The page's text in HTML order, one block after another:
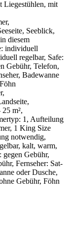
Liegestühlen, mit
Seeblick,
diesem
individuell
regelbar, Safe:
Gebühr, Telefon,
Badewanne
m²,
1, Aufteilung
1 King Size
notwendig,
kalt, warm,
gegen Gebühr,
Fernseher: Sat-
oder Dusche,
Gebühr, Föhn